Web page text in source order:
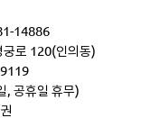
14886
궁로 120(인의동)
, 공휴일 휴무)